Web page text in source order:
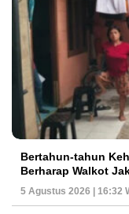
Bertahun-tahun
Berharap Walkot
5 Agustus 2026 | 16:32